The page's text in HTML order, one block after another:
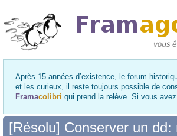
Après 15 années d’existence, le forum
et les curieux, il reste toujours possible de
Framacolibri qui prend la relève. Si vous
[Résolu] Conserver un dd: